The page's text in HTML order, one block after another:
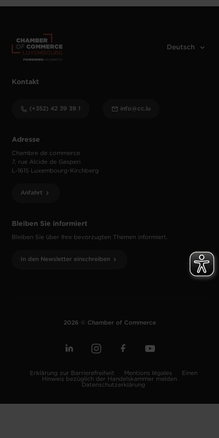
Bleiben Sie informiert
Bleiben Sie über Ihre bevorzugten Themen informiert.
In den Newsletter einschreiben
Adresse
Chambre de commerce
7, rue Alcide de Gasperi
L-1615 Luxembourg-Kirchberg
Anfahrt
Kontakt
(+352) 42 39 39 1 info@cc.lu
2026 © Chamber of Commerce
Erklärung zur Barrierefreiheit Mentions légales
Einen
Hinweis bezüglich der Handelskammer melden
Datenschutzerklärung